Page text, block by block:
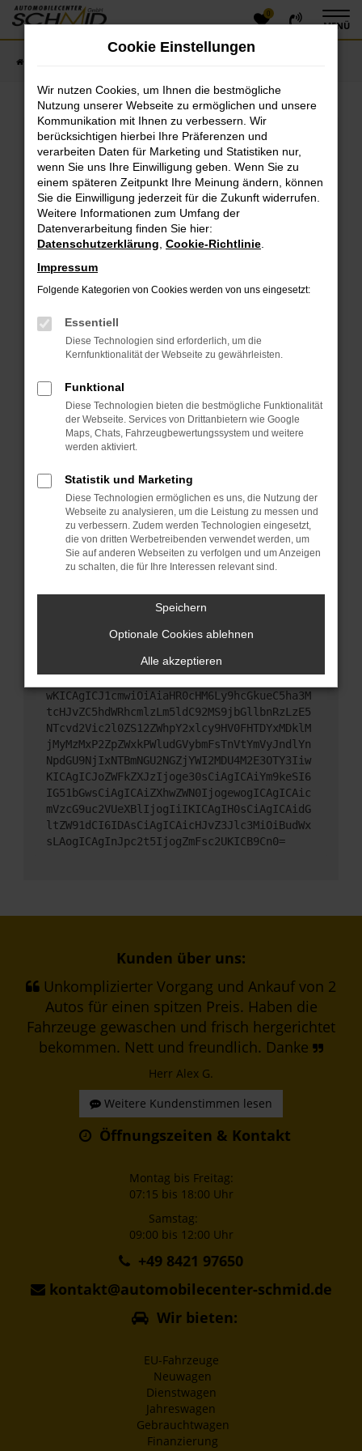
Zum
Hauptinhalt
0
MENÜ
Fehler: Network Error
Beim Laden ist ein Fehler aufgetreten.
Hier sind ein paar Tipps, die dir helfen können:
Überprüfe deine Firewall und deine
Internetverbindung.
Laden andere Webseiten, zum Beispiel deine
Suchmaschine?
Prüfe deine Browsererweiterungen.
das Laden bestimmter Seiten verhindern.
Funktioniert die Seite in einem anderen Browser
oder in einem privaten Fenster?
Das kann manchmal helfen, vorübergehende
Probleme zu beheben.
Stelle sicher, dass dein Browser und dein
Betriebssystem auf dem neuesten Stand sind.
Sicherheitsrisiko, sondern kann auch dazu führen,
dass bestimmte Funktionen nicht mehr
unterstützt werden.
Wende dich an den Webseitenbetreiber.
Wenn du alle oben genannten Schritte versucht
hast, kontaktiere uns bitte. Wir werden versuchen,
das Problem zu beheben. Du kannst uns diesen
Text schicken, um uns bei der Fehlersuche zu
unterstützen:
ewogICJuYW1lIjogIk5ldHdvcmtFcnJvciIsCiAgI
mNvbmZpZyI6IHsKICAgICJtZXRob2QiOiAiR0VUIi
wKICAgICJ1cmwiOiAiaHR0cHM6Ly9hcGkueC5ha3M
tcHJvZC5hdWRhcmlzLm5ldC92MS9jbGllbnRzLzE5
NTcvd2Vic2l0ZS12ZWhpY2xlcy9HV0FHTDYxMDklM
jMyMzMxP2ZpZWxkPWludGVybmFsTnVtYmVyJndlYn
NpdGU9NjIxNTBmNGU2NGZjYWI2MDU4M2E3OTY3Iiw
KICAgICJoZWFkZXJzIjoge30sCiAgICAiYm9keSI6
IG51bGwsCiAgICAiZXhwZWN0IjogewogICAgICAic
mVzcG9uc2VUeXBlIjogIiIKICAgIH0sCiAgICAidG
ltZW91dCI6IDAsCiAgICAicHJvZ3Jlc3MiOiBudWx
sLAogICAgInJpc2t5IjogZmFsc2UKICB9Cn0=
Kunden über uns:
Unkomplizierter Vorgang und Ankauf von 2
Autos für einen spitzen Preis. Haben die
Fahrzeuge gewaschen und frisch hergerichtet
bekommen. Nett und freundlich. Danke
Herr Alex G.
Weitere Kundenstimmen lesen
Öffnungszeiten & Kontakt
Montag bis Freitag:
07:15 bis 18:00 Uhr
Samstag:
09:00 bis 12:00 Uhr
+49 8421 97650
kontakt@automobilecenter-schmid.de
Wir bieten:
EU-Fahrzeuge
Neuwagen
Dienstwagen
Jahreswagen
Gebrauchtwagen
Finanzierung
Cookie Einstellungen
Wir nutzen Cookies, um Ihnen die bestmögliche
Nutzung unserer Webseite zu ermöglichen und unsere
Kommunikation mit Ihnen zu verbessern. Wir
berücksichtigen hierbei Ihre Präferenzen und
verarbeiten Daten für Marketing und Statistiken nur,
wenn Sie uns Ihre Einwilligung geben. Wenn Sie zu
einem späteren Zeitpunkt Ihre Meinung ändern, können
Sie die Einwilligung jederzeit für die Zukunft widerrufen.
Weitere Informationen zum Umfang der
Datenverarbeitung finden Sie hier:
Datenschutzerklärung Cookie-Richtlinie
Impressum
Folgende Kategorien von Cookies werden von uns eingesetzt:
Essentiell
Diese Technologien sind erforderlich, um die
Kernfunktionalität der Webseite zu gewährleisten.
Funktional
Diese Technologien bieten die bestmögliche Funktionalität
der Webseite. Services von Drittanbietern wie Google
Maps, Chats, Fahrzeugbewertungssystem und weitere
werden aktiviert.
Statistik und Marketing
Diese Technologien ermöglichen es uns, die Nutzung der
Webseite zu analysieren, um die Leistung zu messen und
zu verbessern. Zudem werden Technologien eingesetzt,
die von dritten Werbetreibenden verwendet werden, um
Sie auf anderen Webseiten zu verfolgen und um Anzeigen
zu schalten, die für Ihre Interessen relevant sind.
Speichern
Optionale Cookies ablehnen
Alle akzeptieren